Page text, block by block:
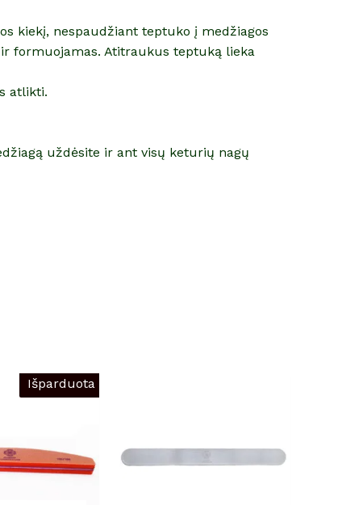
kiekį, nespaudžiant teptuko į medžiagos
formuojamas. Atitraukus teptuką lieka
atlikti.
uždėsite ir ant visų keturių nagų
Išparduota